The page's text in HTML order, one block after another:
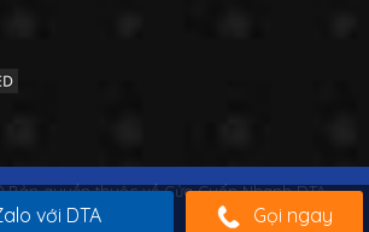
quyền thuộc về Cửa Cuốn Nhanh DTA
DOOR
với DTA Gọi ngay